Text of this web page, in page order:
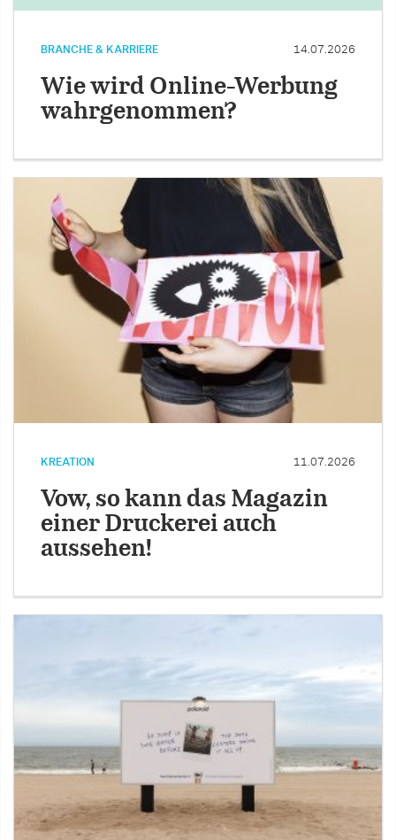
BRANCHE & KARRIERE 14.07.2026
Wie wird Online-Werbung
wahrgenommen?
KREATION 11.07.2026
Vow, so kann das Magazin
einer Druckerei auch
aussehen!